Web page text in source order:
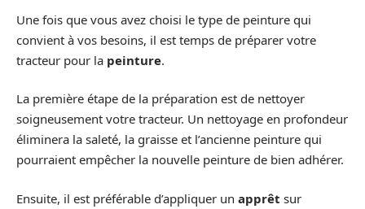
Une fois que vous avez choisi le type de peinture qui
convient à vos besoins, il est temps de préparer votre
tracteur pour la peinture.
La première étape de la préparation est de nettoyer
soigneusement votre tracteur. Un nettoyage en profondeur
éliminera la saleté, la graisse et l’ancienne peinture qui
pourraient empêcher la nouvelle peinture de bien adhérer.
Ensuite, il est préférable d’appliquer un apprêt sur